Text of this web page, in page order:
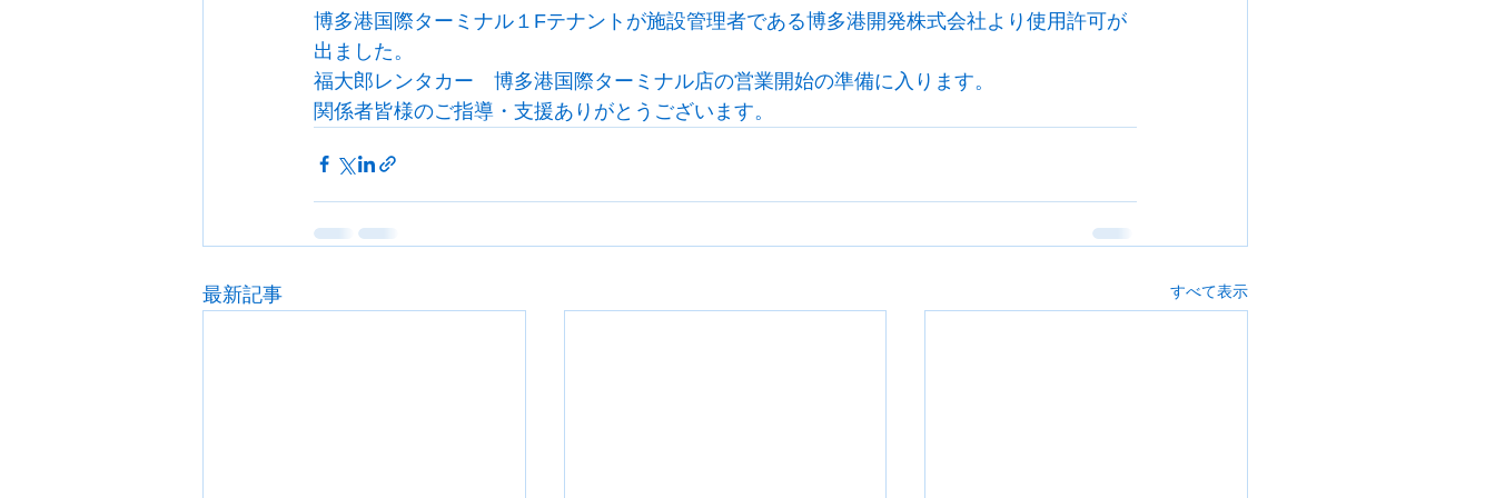
博多港国際ターミナル１Fテナントが施設管理者である博多港開発株式会社より使用許可が
出ました。
福大郎レンタカー　博多港国際ターミナル店の営業開始の準備に入ります。
関係者皆様のご指導・支援ありがとうございます。
最新記事 すべて表示